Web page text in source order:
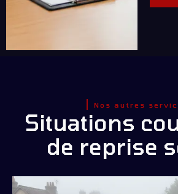
Nos autres
Situations
de reprise